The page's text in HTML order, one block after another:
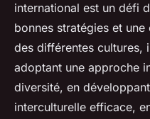
international est un défi
bonnes stratégies et
des différentes cultures,
adoptant une approche
diversité, en
interculturelle efficace,